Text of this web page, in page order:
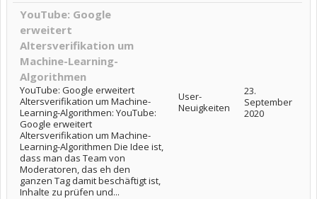
YouTube: Google
erweitert
Altersverifikation um
Machine-Learning-
Algorithmen
YouTube: Google erweitert
Altersverifikation um Machine-
Learning-Algorithmen: YouTube:
Google erweitert
Altersverifikation um Machine-
Learning-Algorithmen Die Idee ist,
dass man das Team von
Moderatoren, das eh den
ganzen Tag damit beschäftigt ist,
Inhalte zu prüfen und...
User-
Neuigkeiten
23.
September
2020